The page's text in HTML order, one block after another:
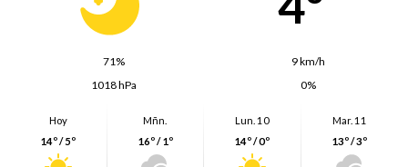
71%
9 km/h
1018 hPa
0%
Hoy
14º / 5º
Mñn.
16º / 1º
Lun. 10
14º / 0º
Mar. 11
13º / 3º